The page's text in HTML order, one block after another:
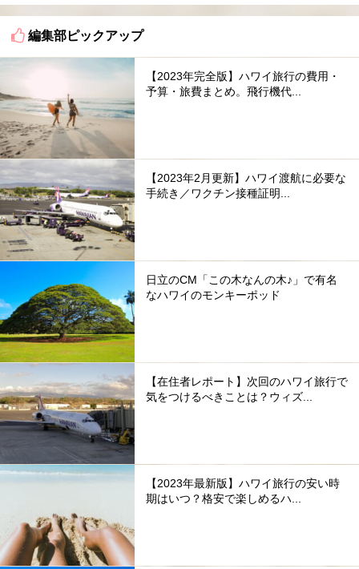
編集部ピックアップ
【2023年完全版】ハワイ旅行の費用・
予算・旅費まとめ。飛行機代...
【2023年2月更新】ハワイ渡航に必要な
手続き／ワクチン接種証明...
日立のCM「この木なんの木♪」で有名
なハワイのモンキーポッド
【在住者レポート】次回のハワイ旅行で
気をつけるべきことは？ウィズ...
【2023年最新版】ハワイ旅行の安い時
期はいつ？格安で楽しめるハ...